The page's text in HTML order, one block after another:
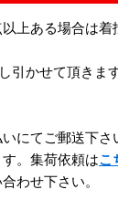
上ある場合は着
かせて頂きます
にてご郵送下さ
。集荷依頼はこ
わせ下さい。